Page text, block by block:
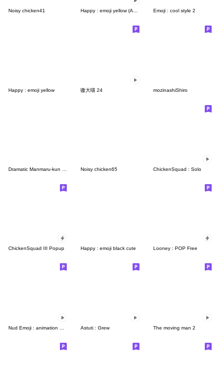
Noisy chicken41 Happy : emoji yellow (Ami) Emoji : cool style 2
Happy : emoji yellow 嗷大喵 24 mozinashiShiro
Noisy chicken65 ChickenSquad : Solo
ChickenSquad III Popup Happy : emoji black cute Looney : POP Free
Astuti : Grew The moving man 2